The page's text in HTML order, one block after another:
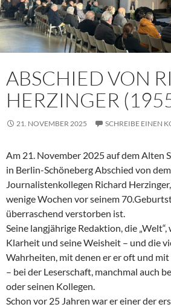
ABSCHIED VON
HERZINGER
21. NOVEMBER 2025 SCHREIBE EINEN
Am 21. November 2025 auf dem Alten
in Berlin-Schöneberg Abschied von
Journalistenkollegen Richard
wenige Wochen vor seinem
überraschend verstorben ist.
Seine langjährige Redaktion, die
Klarheit und seine Weisheit – und die
Wahrheiten, mit denen er er oft und
– bei der Leserschaft, manchmal auch
oder seinen Kollegen.
Schon vor 25 Jahren war er einer der